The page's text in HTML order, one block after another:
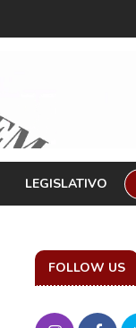
LEGISLATIVO
FOLLOW US